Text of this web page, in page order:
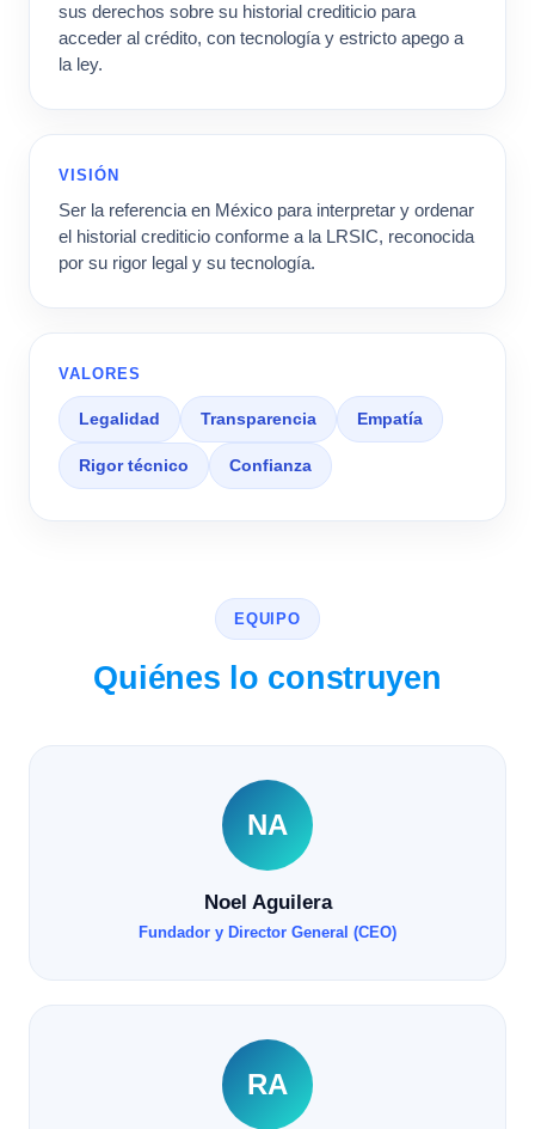
sus derechos sobre su historial crediticio para
acceder al crédito, con tecnología y estricto apego a
la ley.
VISIÓN
Ser la referencia en México para interpretar y ordenar
el historial crediticio conforme a la LRSIC, reconocida
por su rigor legal y su tecnología.
VALORES
Legalidad Transparencia Empatía
Rigor técnico Confianza
EQUIPO
Quiénes lo construyen
NA
Noel Aguilera
Fundador y Director General (CEO)
RA